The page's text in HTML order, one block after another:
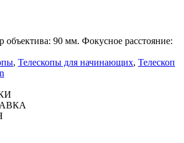
объектива: 90 мм. Фокусное расстояние:
, Телескопы для начинающих, Телескоп